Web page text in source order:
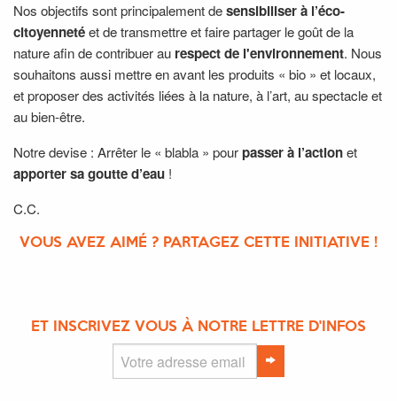
Nos objectifs sont principalement desensibiliser à l’éco-
citoyennetéet detransmettre et faire partager le goût de la
nature afin de contribuer au respect de l'environnement. Nous
souhaitons aussi mettre en avant les produits « bio » et locaux,
et proposer des activités liées à la nature, à l’art, au spectacle et
au bien-être.
Notre devise : Arrêter le « blabla » pourpasser à l’actionet
apporter sa goutte d’eau !
C.C.
VOUS AVEZ AIMÉ ? PARTAGEZ CETTE INITIATIVE !
ET INSCRIVEZ VOUS À NOTRE LETTRE D'INFOS